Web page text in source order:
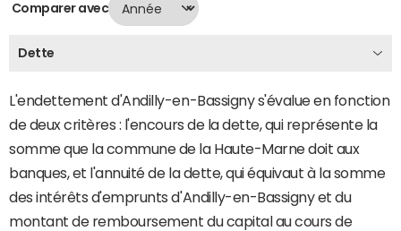
Comparer avec
Dette
L'endettement d'Andilly-en-Bassigny s'évalue en fonction
de deux critères : l'encours de la dette, qui représente la
somme que la commune de la Haute-Marne doit aux
banques, et l'annuité de la dette, qui équivaut à la somme
des intérêts d'emprunts d'Andilly-en-Bassigny et du
montant de remboursement du capital au cours de